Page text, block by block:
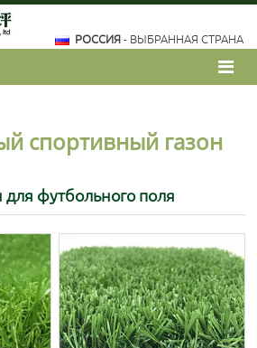
РОССИЯ - ВЫБРАННАЯ СТРАНА
спортивный газон
для футбольного поля